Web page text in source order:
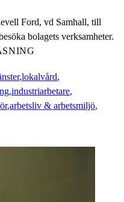
Ford, vd Samhall, till
bolagets verksamheter.
lokalvård
industriarbetare
arbetsliv & arbetsmiljö